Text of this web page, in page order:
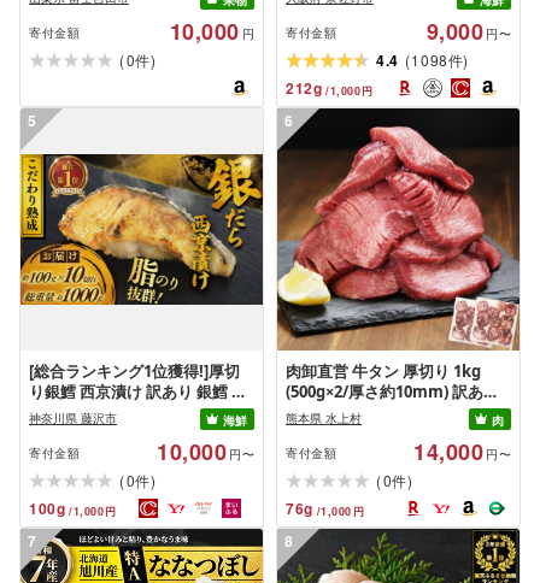
月下旬までの発送) フルーツ ぶ
どう 果物 山梨県産 2026 旬 大粒
高級 ブドウ 葡萄 富士吉田市
寄付金額
10,000 円
(0件)
処理不要 サイズ不揃い 訳あり
寄付金額
9,000 円〜
4.4 (1098件)
212g /1,000円
5
[総合ランキング1位獲得!]厚切
り銀鱈 西京漬け 訳あり 銀鱈 西
京漬け 計約 1,000g (約 100g ×
10切) 西京味噌 西京みそ 味噌漬
け みそ 味噌 鮮魚 魚介 銀だら 銀
ダラ ギンダラ ぎんだら 鱈 タラ
魚 西京焼き 西京漬 西京やき 冷
凍 厳選 鮮魚 漬け魚 漬魚 新鮮 小
分け 人気返礼品 おかず おつま
み お酒のあて 家計応援 10000円
魚喜 神奈川 湘南 藤沢
神奈川県 藤沢市
海鮮
寄付金額
10,000 円〜
(0件)
100g /1,000円
6
肉卸直営 牛タン 厚切り 1kg
(500g×2/厚さ約10mm) 訳あり
訳有り肉 牛肉 焼肉 冷凍 スライ
ス 業務用 バーベキュー BBQ お
つまみ ギフト お祝い お中元 夏
ギフト
熊本県 水上村
肉
寄付金額
14,000 円〜
(0件)
76g /1,000 円
7 8